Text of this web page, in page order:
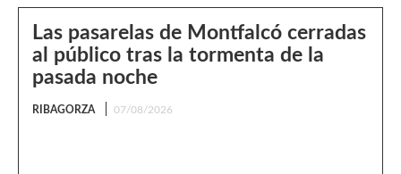
Las pasarelas de Montfalcó cerradas
al público tras la tormenta de la
pasada noche
RIBAGORZA 07/08/2026